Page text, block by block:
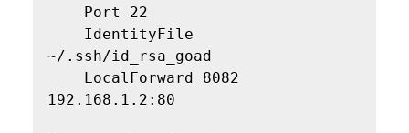
~/.ssh/id_rsa_goad
192.168.1.2:80